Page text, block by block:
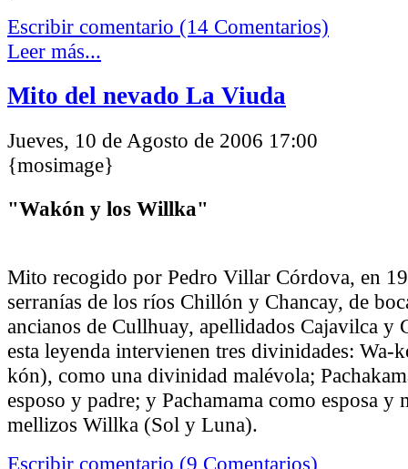
Escribir comentario (14 Comentarios)
Leer más...
Mito del nevado La Viuda
Jueves, 10 de Agosto de 2006 17:00
{mosimage}
"Wakón y los Willka"
Mito recogido por Pedro Villar Córdova, en
serranías de los ríos Chillón y Chancay, de
ancianos de Cullhuay, apellidados Cajavilca y
esta leyenda intervienen tres divinidades: Wa-
kón), como una divinidad malévola;
esposo y padre; y Pachamama como esposa y
mellizos Willka (Sol y Luna).
Escribir comentario (9 Comentarios)